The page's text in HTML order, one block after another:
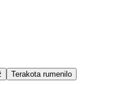
Terakota rumenilo